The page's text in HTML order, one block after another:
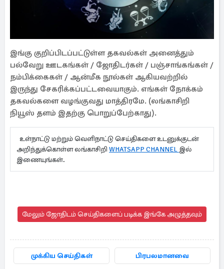
இங்கு குறிப்பிடப்பட்டுள்ள தகவல்கள் அனைத்தும்
பல்வேறு ஊடகங்கள் / ஜோதிடர்கள் / பஞ்சாங்கங்கள் /
நம்பிக்கைகள் / ஆன்மீக நூல்கள் ஆகியவற்றில்
இருந்து சேகரிக்கப்பட்டவையாகும். எங்கள் நோக்கம்
தகவல்களை வழங்குவது மாத்திரமே. (லங்காசிறி
நியூஸ் தளம் இதற்கு பொறுப்பேற்காது).
உள்நாட்டு மற்றும் வெளிநாட்டு செய்திகளை உடனுக்குடன்
அறிந்துக்கொள்ள லங்காசிறி WHATSAPP CHANNEL இல்
இணையுங்கள்.
மேலும் ஜோதிடம் செய்திகளைப் படிக்க இங்கே அழுத்தவும்
முக்கிய செய்திகள் பிரபலமானவை